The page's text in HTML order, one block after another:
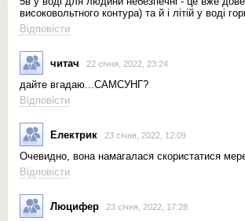
високовольтного контура) та й і літій у воді
Відповісти
читач 22 січня, 2022, 23:24
дайте вгадаю...САМСУНГ?
Відповісти
Електрик 23 січня, 2022, 12:09
Очевидно, вона намагалася скористатися
Відповісти
Люцифер 23 січня, 2022, 17:28